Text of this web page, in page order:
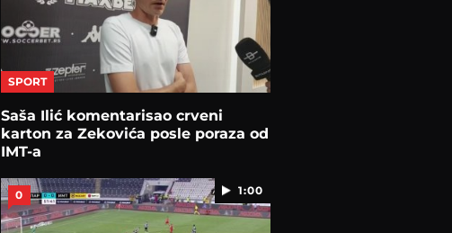
SPORT
Saša Ilić komentarisao crveni
karton za Zekovića posle poraza od
IMT-a
1:00
0